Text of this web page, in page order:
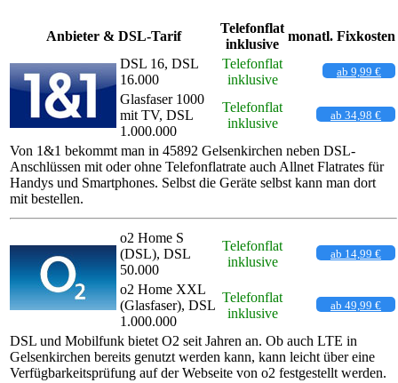
Anbieter & DSL-Tarif
Telefonflat
inklusive
monatl. Fixkosten
DSL 16, DSL
16.000
Telefonflat
inklusive
ab 9,99 €
Glasfaser 1000
mit TV, DSL
1.000.000
Telefonflat
inklusive
ab 34,98 €
Von 1&1 bekommt man in 45892 Gelsenkirchen neben DSL-
Anschlüssen mit oder ohne Telefonflatrate auch Allnet Flatrates für
Handys und Smartphones. Selbst die Geräte selbst kann man dort
mit bestellen.
o2 Home S
(DSL), DSL
50.000
Telefonflat
inklusive
ab 14,99 €
o2 Home XXL
(Glasfaser), DSL
1.000.000
Telefonflat
inklusive
ab 49,99 €
DSL und Mobilfunk bietet O2 seit Jahren an. Ob auch LTE in
Gelsenkirchen bereits genutzt werden kann, kann leicht über eine
Verfügbarkeitsprüfung auf der Webseite von o2 festgestellt werden.